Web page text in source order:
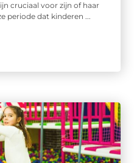
cruciaal voor zijn of haar
periode dat kinderen ...